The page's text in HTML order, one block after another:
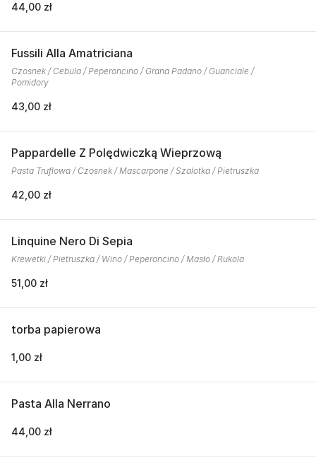
44,00 zł
Fussili Alla Amatriciana
Czosnek / Cebula / Peperoncino / Grana Padano / Guanciale /
Pomidory
43,00 zł
Pappardelle Z Polędwiczką Wieprzową
Pasta Truflowa / Czosnek / Mascarpone / Szalotka / Pietruszka
42,00 zł
Linquine Nero Di Sepia
Krewetki / Pietruszka / Wino / Peperoncino / Masło / Rukola
51,00 zł
torba papierowa
1,00 zł
Pasta Alla Nerrano
44,00 zł